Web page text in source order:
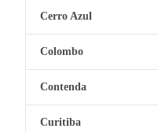
Cerro Azul
Colombo
Contenda
Curitiba